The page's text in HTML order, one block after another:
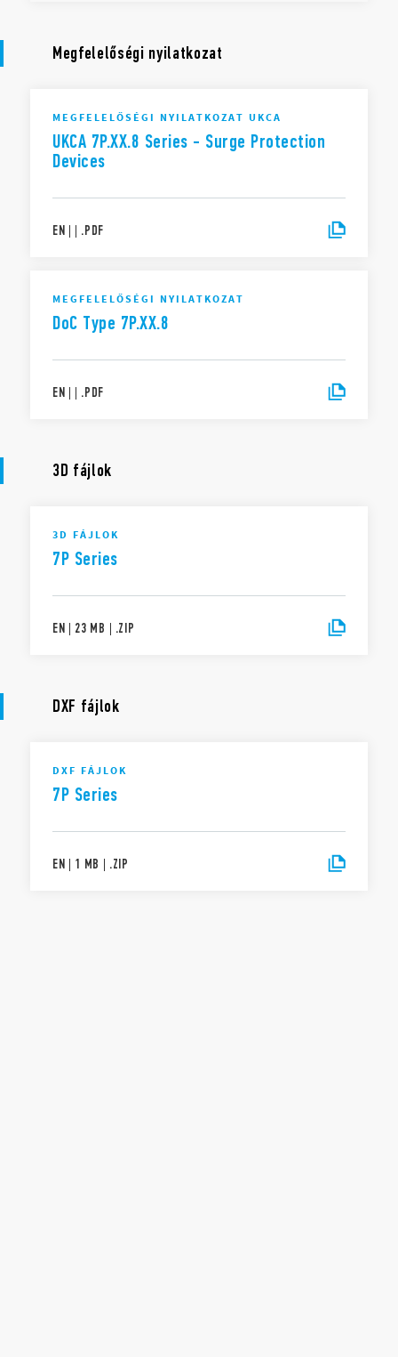
Megfelelőségi nyilatkozat
MEGFELELŐSÉGI NYILATKOZAT UKCA
UKCA 7P.XX.8 Series - Surge Protection
Devices
EN | | .PDF
MEGFELELŐSÉGI NYILATKOZAT
DoC Type 7P.XX.8
EN | | .PDF
3D fájlok
3D FÁJLOK
7P Series
EN | 23 MB | .ZIP
DXF fájlok
DXF FÁJLOK
7P Series
EN | 1 MB | .ZIP